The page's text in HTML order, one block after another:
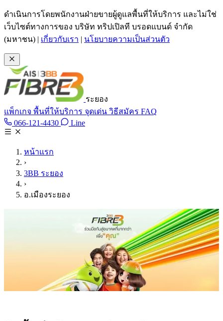
ข้ามไปเนื้อหาหลัก
ดำเนินการโดยพนักงานฝ่ายขายผู้ดูแลพื้นที่ให้บริการ และไม่ใช่
เว็บไซต์ทางการของ บริษัท ทริปเปิลที บรอดแบนด์ จำกัด
(มหาชน) | เกี่ยวกับเรา | นโยบายความเป็นส่วนตัว
ระยอง
แพ็กเกจ พื้นที่ให้บริการ จุดเด่น วิธีสมัคร FAQ
066-121-4430 โทร 066-121-4430
LineLine @tan3bb
หน้าแรก
›
3BB ระยอง
›
อ.เมืองระยอง